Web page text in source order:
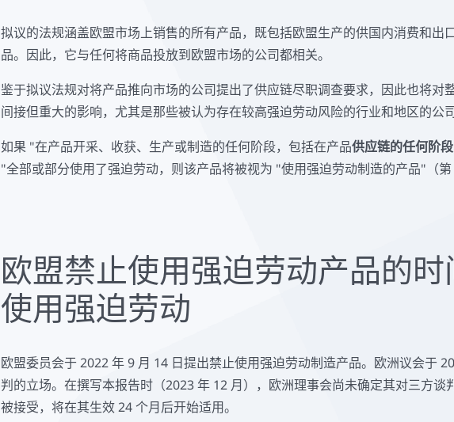
拟议的法规涵盖欧盟市场上销售的所有产品，既包括欧盟生产的供国内消费和出
品。因此，它与任何将商品投放到欧盟市场的公司都相关。
鉴于拟议法规对将产品推向市场的公司提出了供应链尽职调查要求，因此也将对
间接但重大的影响，尤其是那些被认为存在较高强迫劳动风险的行业和地区的公司
如果 "在产品开采、收获、生产或制造的任何阶段，包括在产品供应链的任何阶段
"全部或部分使用了强迫劳动，则该产品将被视为 "使用强迫劳动制造的产品"（第
欧盟禁止使用强迫劳动产品的时
使用强迫劳动
欧盟委员会于 2022 年 9 月 14 日提出禁止使用强迫劳动制造产品。欧洲议会于
判的立场。在撰写本报告时（2023 年 12 月），欧洲理事会尚未确定其对三方谈
被接受，将在其生效 24 个月后开始适用。